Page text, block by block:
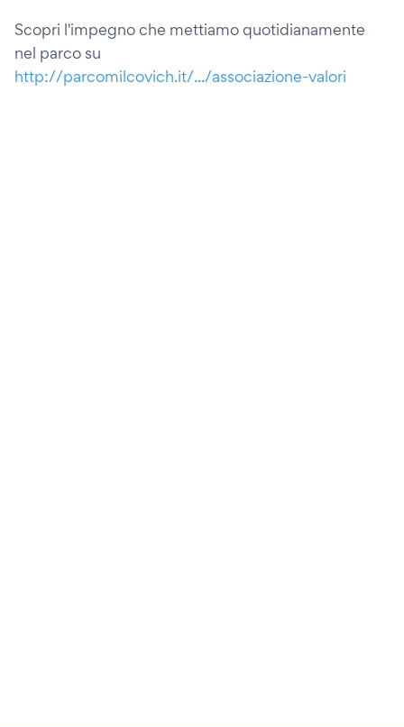
Scopri l'impegno che mettiamo quotidianamente
nel parco su
http://parcomilcovich.it/.../associazione-valori